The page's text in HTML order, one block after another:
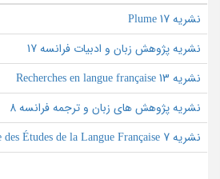
نشریه Plume 17
نشریه پژوهش زبان و ادبیات فرانسه 17
نشریه Recherches en langue française 13
نشریه پژوهش های زبان و ترجمه فرانسه 8
نشریه Revue des Études de la Langue Française 7